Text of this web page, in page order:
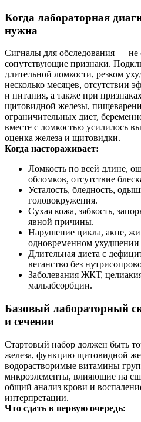
Когда лабораторная
нужна
Сигналы для обследования — не
сопутствующие признаки.
длительной ломкости, резком
несколько месяцев, отсутствии
и питания, а также при
щитовидной железы,
ограничительных диет,
вместе с ломкостью усилилось
оценка железа и щитовидки.
Когда настораживает:
Ломкость по всей длине,
обломков, отсутствие
Усталость, бледность,
головокружения.
Сухая кожа, зябкость,
явной причины.
Нарушение цикла, акне,
одновременном ухудшении
Длительная диета с
веганство без
Заболевания ЖКТ,
мальабсорбции.
Базовый лабораторный
и сечении
Стартовый набор должен быть
железа, функцию щитовидной
водорастворимые витамины
микроэлементы, влияющие на
общий анализ крови и
интерпретации.
Что сдать в первую очередь: